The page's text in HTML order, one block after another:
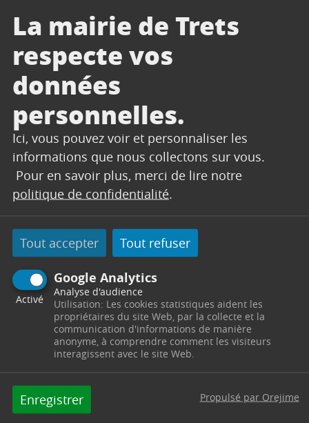
La mairie de Trets
respecte vos
données
personnelles.
Ici, vous pouvez voir et personnaliser les
informations que nous collectons sur vous.
Pour en savoir plus, merci de lire notre
politique de confidentialité.
Tout accepter Tout refuser
Google Analytics
Activé
Analyse d'audience
Utilisation: Les cookies statistiques aident les
propriétaires du site Web, par la collecte et la
communication d'informations de manière
anonyme, à comprendre comment les visiteurs
interagissent avec le site Web.
Enregistrer Propulsé par Orejime